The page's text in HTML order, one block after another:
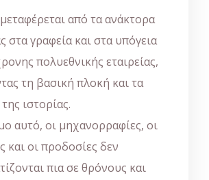
από τα ανάκτορα
στα γραφεία και στα υπόγεια
πολυεθνικής εταιρείας,
τη βασική πλοκή και τα
ιστορίας.
αυτό, οι μηχανορραφίες, οι
και οι προδοσίες δεν
πια σε θρόνους και